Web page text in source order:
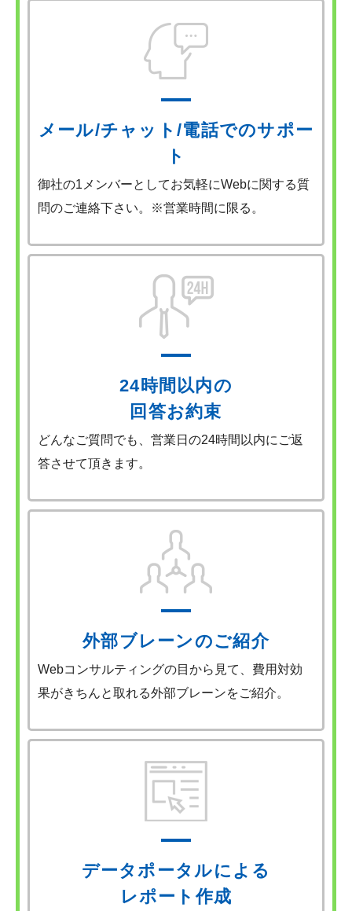
メール/チャット/電話でのサポー
ト
御社の1メンバーとしてお気軽にWebに関する質
問のご連絡下さい。※営業時間に限る。
24時間以内の
回答お約束
どんなご質問でも、営業日の24時間以内にご返
答させて頂きます。
外部ブレーンのご紹介
Webコンサルティングの目から見て、費用対効
果がきちんと取れる外部ブレーンをご紹介。
データポータルによる
レポート作成